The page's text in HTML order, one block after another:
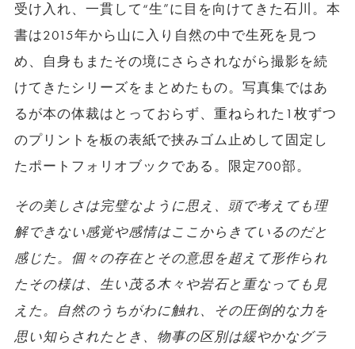
受け入れ、一貫して“生”に目を向けてきた石川。本
書は2015年から山に入り自然の中で生死を見つ
め、自身もまたその境にさらされながら撮影を続
けてきたシリーズをまとめたもの。写真集ではあ
るが本の体裁はとっておらず、重ねられた1枚ずつ
のプリントを板の表紙で挟みゴム止めして固定し
たポートフォリオブックである。限定700部。
その美しさは完璧なように思え、頭で考えても理
解できない感覚や感情はここからきているのだと
感じた。個々の存在とその意思を超えて形作られ
たその様は、生い茂る木々や岩石と重なっても見
えた。 自然のうちがわに触れ、その圧倒的な力を
思い知らされたとき、物事の区別は緩やかなグラ